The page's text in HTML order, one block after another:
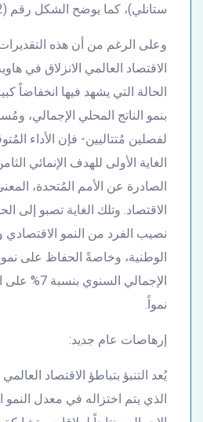
ستانلي)، كما يوضح الشكل رقم (2).
وعلى الرغم من أن هذه
الاقتصاد العالمي الانزلاق في
الحالة التي يشهد فيها انخفاضاً
بنمو الناتج المحلي الإجمالي،
لفصلين مُتتاليين- فإن الأداء
الغاية الأولى للهدف الإنمائي
الصادرة عن الأمم المُتحدة،
الاقتصاد. وتلك الغاية تصبو
نصيب الفرد من النمو
الوطنية، وخاصةً الحفاظ على نمو
الإجمالي
نمواً.
إرهاصات عام جديد:
الذي يتم اختزاله في معدل النمو